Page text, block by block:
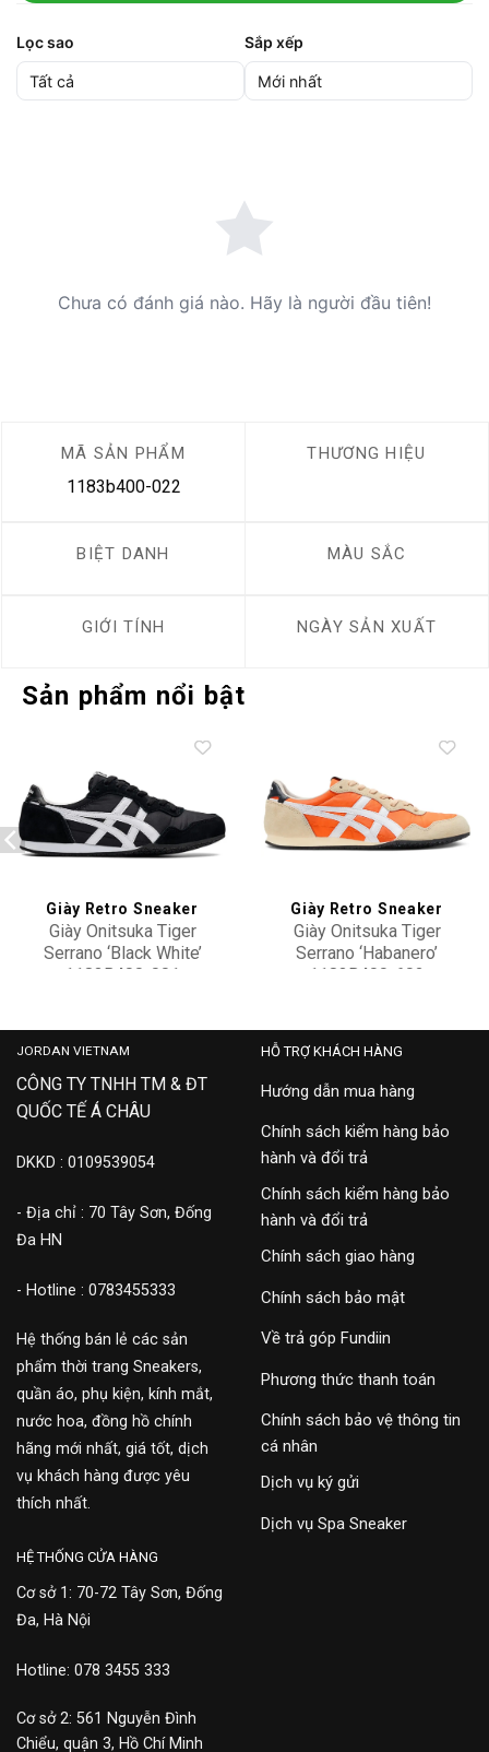
Lọc sao Sắp xếp
Chưa có đánh giá nào. Hãy là người đầu tiên!
MÃ SẢN PHẨM
1183b400-022
THƯƠNG HIỆU
BIỆT DANH MÀU SẮC
GIỚI TÍNH NGÀY SẢN XUẤT
Sản phẩm nổi bật
Add to
wishlist
Giày Retro Sneaker
Giày Onitsuka Tiger
Serrano ‘Black White’
1183B400-001
Add to
wishlist
Giày Retro Sneaker
Giày Onitsuka Tiger
Serrano ‘Habanero’
1183B400-602
JORDAN VIETNAM
CÔNG TY TNHH TM & ĐT
QUỐC TẾ Á CHÂU
DKKD : 0109539054
- Địa chỉ : 70 Tây Sơn, Đống
Đa HN
- Hotline : 0783455333
Hệ thống bán lẻ các sản
phẩm thời trang Sneakers,
quần áo, phụ kiện, kính mắt,
nước hoa, đồng hồ chính
hãng mới nhất, giá tốt, dịch
vụ khách hàng được yêu
thích nhất.
HỖ TRỢ KHÁCH HÀNG
Hướng dẫn mua hàng
Chính sách kiểm hàng bảo
hành và đổi trả
Chính sách kiểm hàng bảo
hành và đổi trả
Chính sách giao hàng
Chính sách bảo mật
Về trả góp Fundiin
Phương thức thanh toán
Chính sách bảo vệ thông tin
cá nhân
Dịch vụ ký gửi
Dịch vụ Spa Sneaker
HỆ THỐNG CỬA HÀNG
Cơ sở 1: 70-72 Tây Sơn, Đống
Đa, Hà Nội
Hotline: 078 3455 333
Cơ sở 2: 561 Nguyễn Đình
Chiểu, quận 3, Hồ Chí Minh